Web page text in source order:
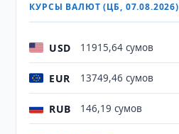
КУРСЫ ВАЛЮТ (ЦБ, 07.08.2026)
USD 11915,64 сумов
EUR 13749,46 сумов
RUB 146,19 сумов